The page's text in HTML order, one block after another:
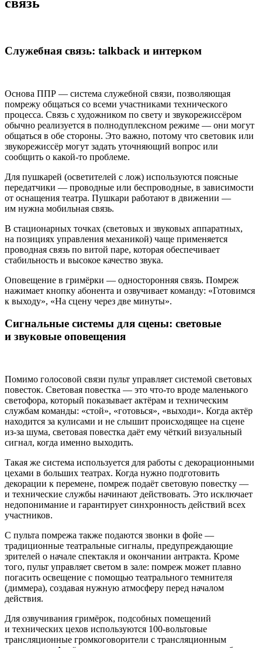
связь
Служебная связь: talkback и интерком
Основа ППР — система служебной связи, позволяющая
помрежу общаться со всеми участниками технического
процесса. Связь с художником по свету и звукорежиссёром
обычно реализуется в полнодуплексном режиме — они могут
общаться в обе стороны. Это важно, потому что световик или
звукорежиссёр могут задать уточняющий вопрос или
сообщить о какой‑то проблеме.
Для пушкарей (осветителей с лож) используются поясные
передатчики — проводные или беспроводные, в зависимости
от оснащения театра. Пушкари работают в движении —
им нужна мобильная связь.
В стационарных точках (световых и звуковых аппаратных,
на позициях управления механикой) чаще применяется
проводная связь по витой паре, которая обеспечивает
стабильность и высокое качество звука.
Оповещение в гримёрки — односторонняя связь. Помреж
нажимает кнопку абонента и озвучивает команду: «Готовимся
к выходу», «На сцену через две минуты».
Сигнальные системы для сцены: световые
и звуковые оповещения
Помимо голосовой связи пульт управляет системой световых
повесток. Световая повестка — это что‑то вроде маленького
светофора, который показывает актёрам и техническим
службам команды: «стой», «готовься», «выходи». Когда актёр
находится за кулисами и не слышит происходящее на сцене
из‑за шума, световая повестка даёт ему чёткий визуальный
сигнал, когда именно выходить.
Такая же система используется для работы с декорационными
цехами в больших театрах. Когда нужно подготовить
декорации к перемене, помреж подаёт световую повестку —
и технические службы начинают действовать. Это исключает
недопонимание и гарантирует синхронность действий всех
участников.
С пульта помрежа также подаются звонки в фойе —
традиционные театральные сигналы, предупреждающие
зрителей о начале спектакля и окончании антракта. Кроме
того, пульт управляет светом в зале: помреж может плавно
погасить освещение с помощью театрального темнителя
(диммера), создавая нужную атмосферу перед началом
действия.
Для озвучивания гримёрок, подсобных помещений
и технических цехов используются 100‑вольтовые
трансляционные громкоговорители с трансляционным